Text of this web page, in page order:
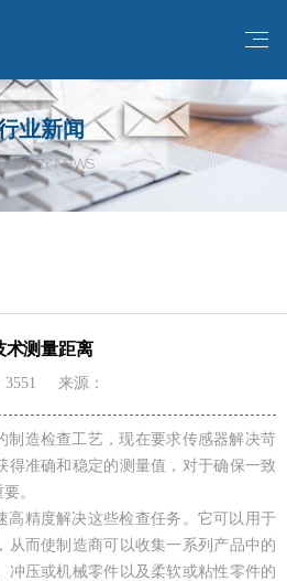
业新闻
NEWS
术测量距离
来源：
制造检查工艺，现在要求传感器解决苛
得准确和稳定的测量值，对于确保一致
。
高精度解决这些检查任务。它可以用于
从而使制造商可以收集一系列产品中的
冲压或机械零件以及柔软或粘性零件的